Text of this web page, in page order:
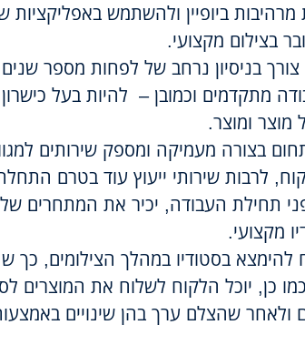
מרהיבות ביופיין ולהשתמש באפליקציות
בצילום מקצועי.
צורך בניסיון נרחב של לפחות מספר
מתקדמים וכמובן – להיות בעל
ומוצר.
בצורה מעמיקה ומספק שירותים
לרבות שירותי ייעוץ עוד בטרם
תחילת העבודה, יכיר את המתחרים של
מקצועי.
בסטודיו במהלך הצילומים, כך
כמו כן, יוכל הלקוח לשלוח את המוצרים
ולאחר שהצלם ערך בהן שינויים